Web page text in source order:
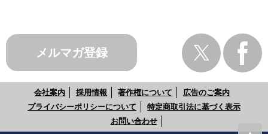
メルマガ登録
会社案内 採用情報 著作権について
広告のご案内
プライバシーポリシーについて
特定商取引法に基づく表示
お問い合わせ